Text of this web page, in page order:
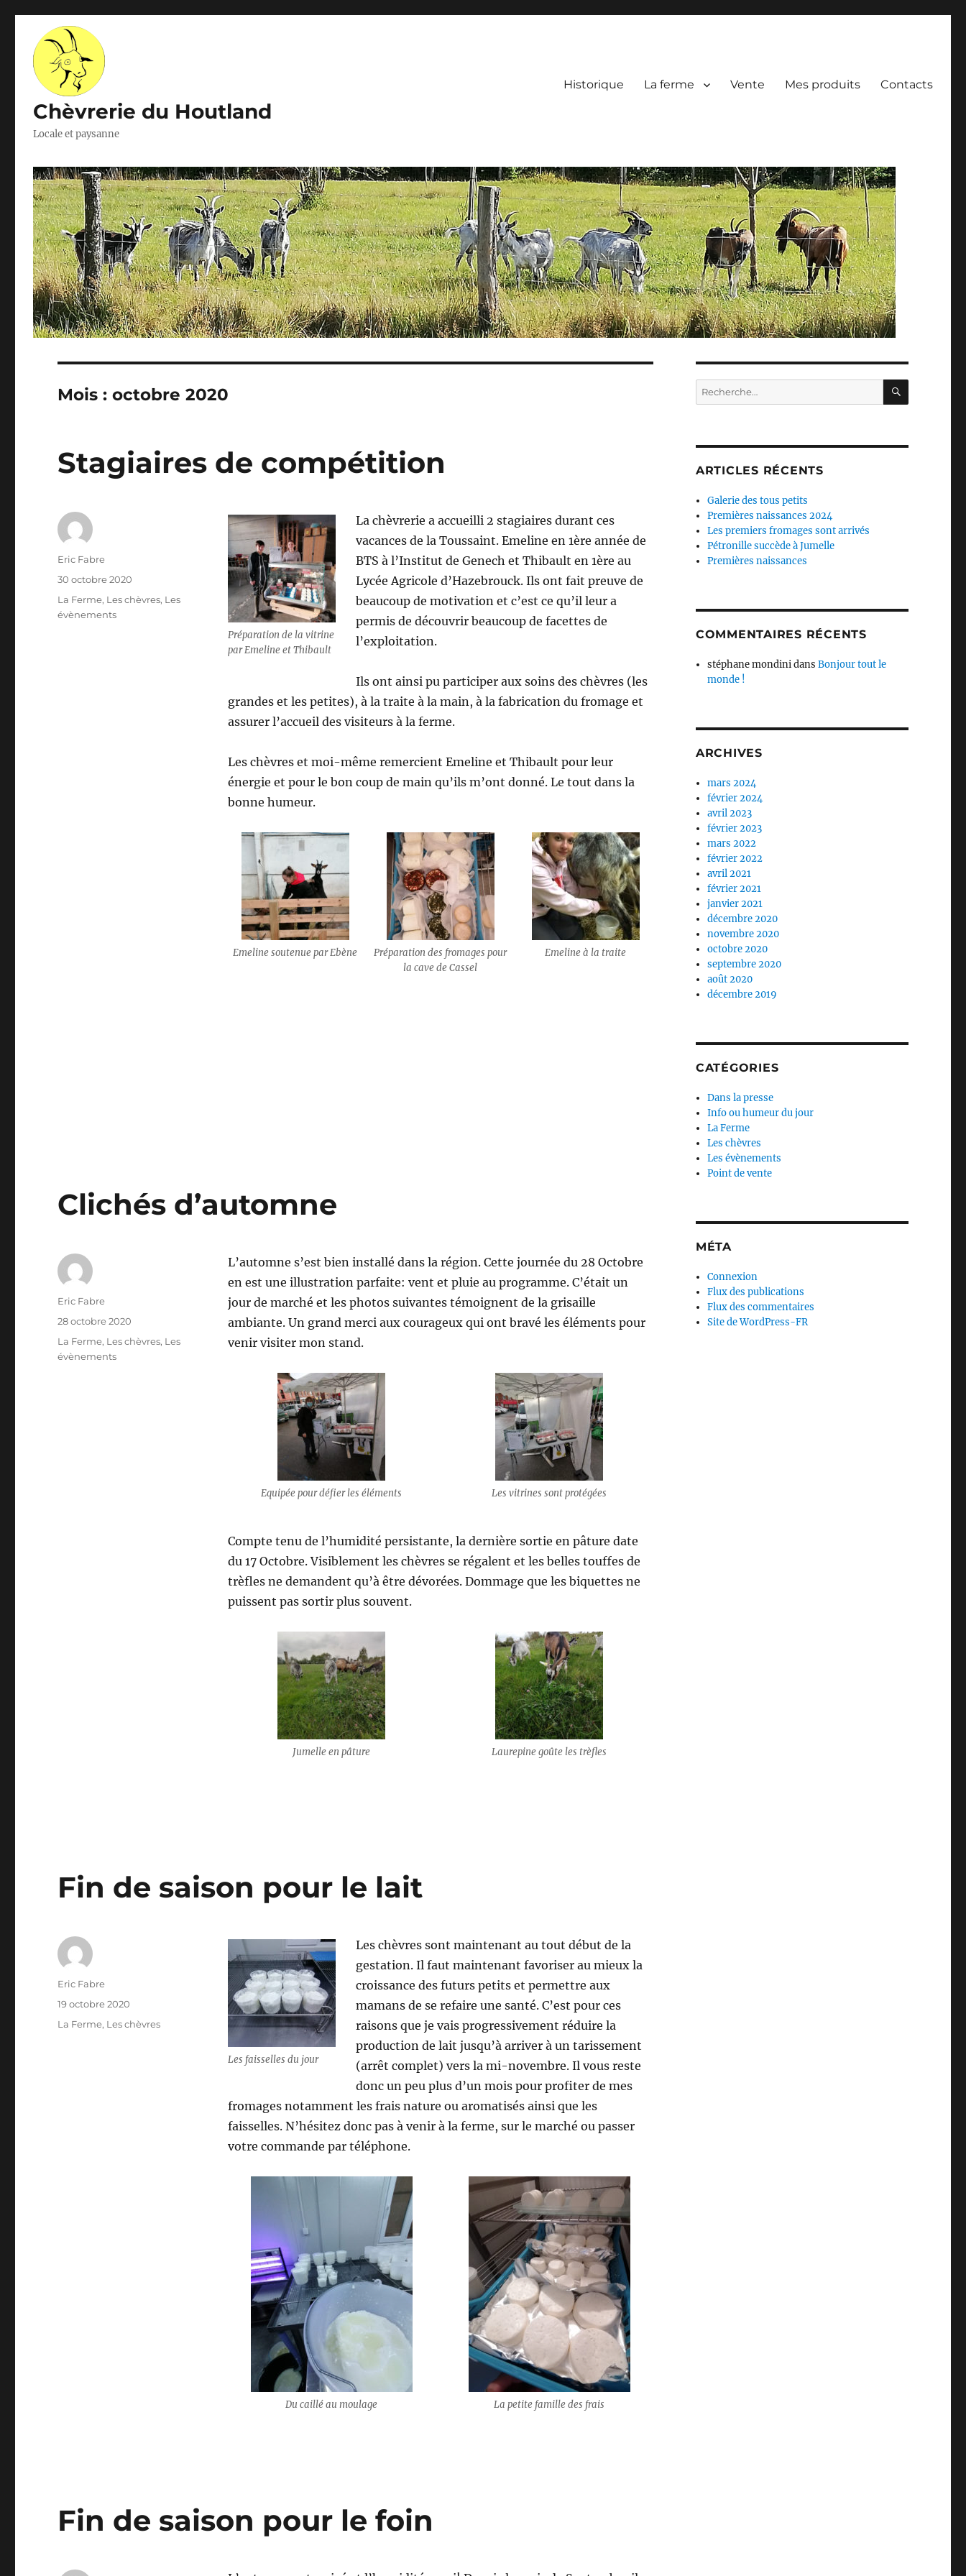
Chèvrerie du Houtland
Locale et paysanne
Historique La ferme Vente Mes produits Contacts
Mois :octobre 2020
Stagiaires de compétition
Préparation de la vitrine
par Emeline et Thibault
La chèvrerie a accueilli 2 stagiaires durant ces
vacances de la Toussaint. Emeline en 1ère année de
BTS à l’Institut de Genech et Thibault en 1ère au
Lycée Agricole d’Hazebrouck. Ils ont fait preuve de
beaucoup de motivation et c’est ce qu’il leur a
permis de découvrir beaucoup de facettes de
l’exploitation.
Ils ont ainsi pu participer aux soins des chèvres (les
grandes et les petites), à la traite à la main, à la fabrication du fromage et
assurer l’accueil des visiteurs à la ferme.
Les chèvres et moi-même remercient Emeline et Thibault pour leur
énergie et pour le bon coup de main qu’ils m’ont donné. Le tout dans la
bonne humeur.
Emeline soutenue par Ebène
Préparation des fromages pour
la cave de Cassel
Emeline à la traite
Auteur
Eric Fabre
Publié
30 octobre 2020
Catégories
La Ferme, Les chèvres, Les
évènements
Clichés d’automne
L’automne s’est bien installé dans la région. Cette journée du 28 Octobre
en est une illustration parfaite: vent et pluie au programme. C’était un
jour de marché et les photos suivantes témoignent de la grisaille
ambiante. Un grand merci aux courageux qui ont bravé les éléments pour
venir visiter mon stand.
Equipée pour défier les éléments Les vitrines sont protégées
Compte tenu de l’humidité persistante, la dernière sortie en pâture date
du 17 Octobre. Visiblement les chèvres se régalent et les belles touffes de
trèfles ne demandent qu’à être dévorées. Dommage que les biquettes ne
puissent pas sortir plus souvent.
Jumelle en pâture Laurepine goûte les trèfles
Auteur
Eric Fabre
Publié
28 octobre 2020
Catégories
La Ferme, Les chèvres, Les
évènements
Fin de saison pour le lait
Les faisselles du jour
Les chèvres sont maintenant au tout début de la
gestation. Il faut maintenant favoriser au mieux la
croissance des futurs petits et permettre aux
mamans de se refaire une santé. C’est pour ces
raisons que je vais progressivement réduire la
production de lait jusqu’à arriver à un tarissement
(arrêt complet) vers la mi-novembre. Il vous reste
donc un peu plus d’un mois pour profiter de mes
fromages notamment les frais nature ou aromatisés ainsi que les
faisselles. N’hésitez donc pas à venir à la ferme, sur le marché ou passer
votre commande par téléphone.
Du caillé au moulage La petite famille des frais
Auteur
Eric Fabre
Publié
le
19 octobre 2020
Catégories
La Ferme, Les chèvres
Fin de saison pour le foin
Recherche
pour :
ARTICLES RÉCENTS
Galerie des tous petits
Premières naissances 2024
Les premiers fromages sont arrivés
Pétronille succède à Jumelle
Premières naissances
COMMENTAIRES RÉCENTS
stéphane mondinidansBonjour tout le
monde !
ARCHIVES
mars 2024
février 2024
avril 2023
février 2023
mars 2022
février 2022
avril 2021
février 2021
janvier 2021
décembre 2020
novembre 2020
octobre 2020
septembre 2020
août 2020
décembre 2019
CATÉGORIES
Dans la presse
Info ou humeur du jour
La Ferme
Les chèvres
Les évènements
Point de vente
MÉTA
Connexion
Flux des publications
Flux des commentaires
Site de WordPress-FR